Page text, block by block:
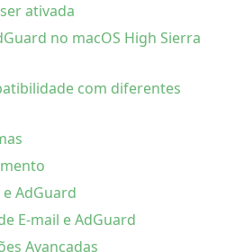
ativada
no macOS High Sierra
com diferentes
AdGuard
E-mail e AdGuard
Avançadas